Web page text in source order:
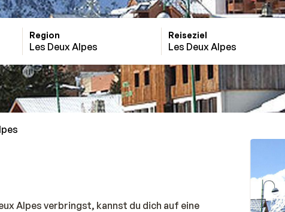
Region
Les Deux Alpes
Reiseziel
Les Deux Alpes
Alpes verbringst, kannst du dich auf eine